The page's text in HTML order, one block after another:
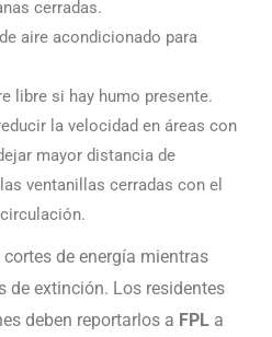
cerradas.
aire acondicionado para
libre si hay humo presente.
la velocidad en áreas con
mayor distancia de
ventanillas cerradas con el
de energía mientras
de extinción. Los residentes
deben reportarlos a FPL a